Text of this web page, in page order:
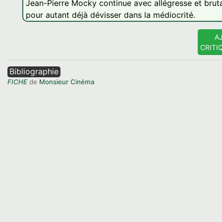
Jean-Pierre Mocky continue avec allégresse et
pour autant déjà dévisser dans la médiocrité.
Bibliographie
FICHE de Monsieur Cinéma